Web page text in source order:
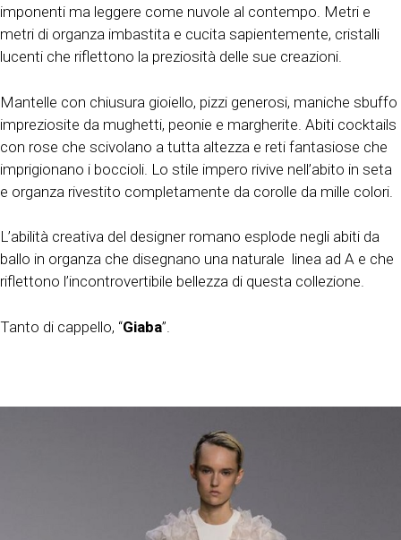
imponenti ma leggere come nuvole al contempo. Metri e
metri di organza imbastita e cucita sapientemente, cristalli
lucenti che riflettono la preziosità delle sue creazioni.
Mantelle con chiusura gioiello, pizzi generosi, maniche sbuffo
impreziosite da mughetti, peonie e margherite. Abiti cocktails
con rose che scivolano a tutta altezza e reti fantasiose che
imprigionano i boccioli. Lo stile impero rivive nell’abito in seta
e organza rivestito completamente da corolle da mille colori.
L’abilità creativa del designer romano esplode negli abiti da
ballo in organza che disegnano una naturale linea ad A e che
riflettono l’incontrovertibile bellezza di questa collezione.
Tanto di cappello, “Giaba”.